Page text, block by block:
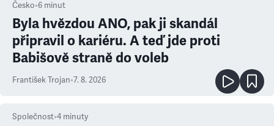
Česko•6 minut
Byla hvězdou ANO, pak ji skandál
připravil o kariéru. A teď jde proti
Babišově straně do voleb
František Trojan•7. 8. 2026
Společnost•4 minuty